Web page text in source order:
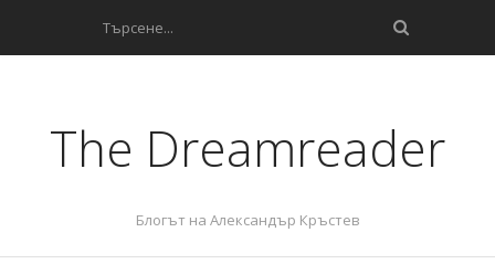
The Dreamreader
Блогът на Александър Кръстев